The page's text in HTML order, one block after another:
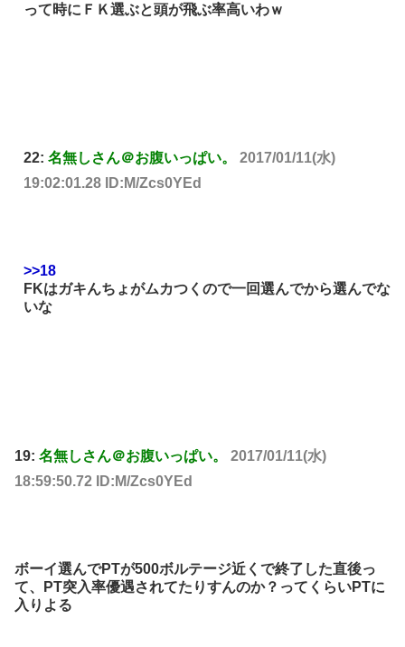
って時にＦＫ選ぶと頭が飛ぶ率高いわｗ
22: 名無しさん＠お腹いっぱい。
2017/01/11(水)
19:02:01.28 ID:M/Zcs0YEd
>>18
FKはガキんちょがムカつくので一回選んでから選んでな
いな
19: 名無しさん＠お腹いっぱい。
2017/01/11(水)
18:59:50.72 ID:M/Zcs0YEd
ボーイ選んでPTが500ボルテージ近くで終了した直後っ
て、PT突入率優遇されてたりすんのか？ってくらいPTに
入りよる